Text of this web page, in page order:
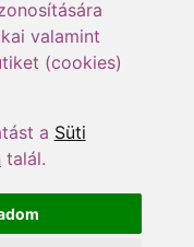
valamint
(cookies)
a Süti
talál.